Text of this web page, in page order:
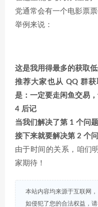
党通常会有一个电影票
举例来说：
这是我用得最多的获取低
推荐大家也从 QQ 群
是：一定要走闲鱼交易，
4 后记
当我们解决了第 1 个问
接下来就要解决第 2 个
由于时间的关系，咱们
家期待！
本站内容均来源于互联网
如侵犯了您的合法权益，